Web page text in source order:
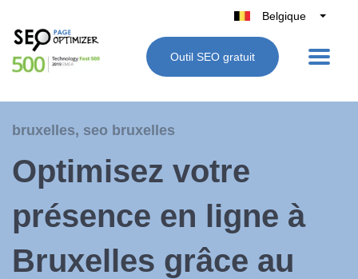
Belgique
België
Nederland
Outil SEO gratuit
bruxelles, seo bruxelles
Optimisez votre
présence en ligne à
Bruxelles grâce au